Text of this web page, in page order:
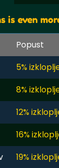
is even
Popust
5%
8%
12%
16%
19%